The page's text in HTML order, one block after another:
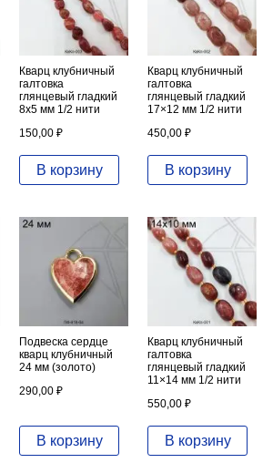
Кварц клубничный
галтовка
глянцевый гладкий
8х5 мм 1/2 нити
150,00 ₽
В корзину
Кварц клубничный
галтовка
глянцевый гладкий
17×12 мм 1/2 нити
450,00 ₽
В корзину
Подвеска сердце
кварц клубничный
24 мм (золото)
290,00 ₽
В корзину
Кварц клубничный
галтовка
глянцевый гладкий
11×14 мм 1/2 нити
550,00 ₽
В корзину